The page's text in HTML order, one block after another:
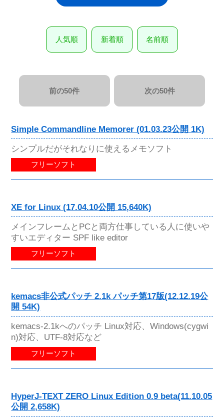
人気順 新着順 名前順
前の50件 次の50件
Simple Commandline Memorer (01.03.23公開 1K)
シンプルだがそれなりに使えるメモソフト
フリーソフト
XE for Linux (17.04.10公開 15,640K)
メインフレームとPCと両方仕事している人に使いや
すいエディター SPF like editor
フリーソフト
kemacs非公式パッチ 2.1k パッチ第17版(12.12.19公
開 54K)
kemacs-2.1kへのパッチ Linux対応、Windows(cygwi
n)対応、UTF-8対応など
フリーソフト
HyperJ-TEXT ZERO Linux Edition 0.9 beta(11.10.05
公開 2,658K)